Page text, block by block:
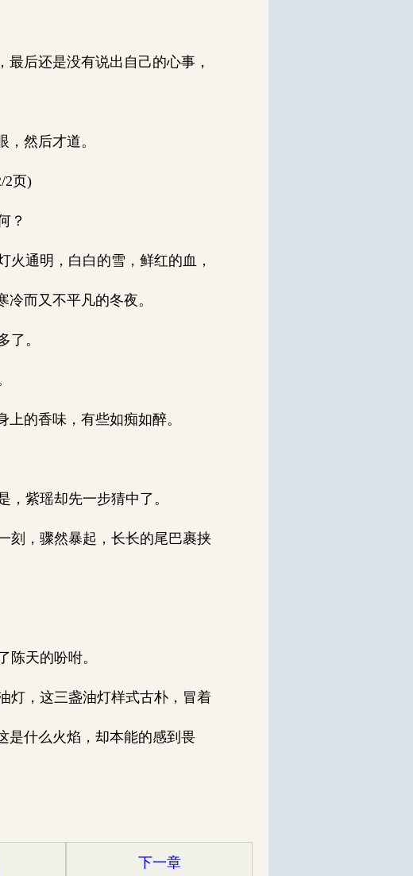
后还是没有说出自己的心事，
然后才道。
2页)
？
通明，白白的雪，鲜红的血，
而又不平凡的冬夜。
了。
的香味，有些如痴如醉。
紫瑶却先一步猜中了。
刻，骤然暴起，长长的尾巴裹挟
天的吩咐。
灯，这三盏油灯样式古朴，冒着
是什么火焰，却本能的感到畏
下一章